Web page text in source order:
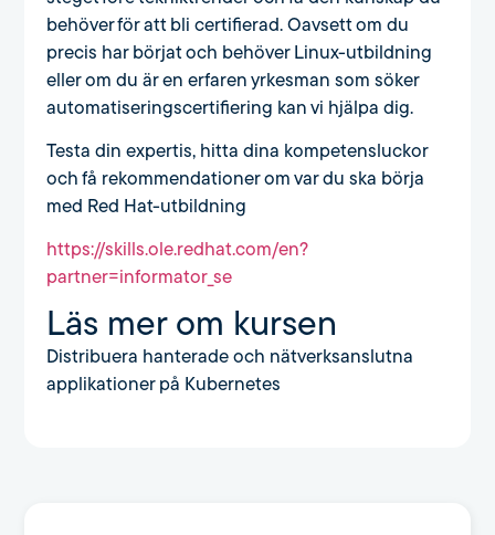
behöver för att bli certifierad. Oavsett om du
precis har börjat och behöver Linux-utbildning
eller om du är en erfaren yrkesman som söker
automatiseringscertifiering kan vi hjälpa dig.
Testa din expertis, hitta dina kompetensluckor
och få rekommendationer om var du ska börja
med Red Hat-utbildning
https://skills.ole.redhat.com/en?
partner=informator_se
Läs mer om kursen
Distribuera hanterade och nätverksanslutna
applikationer på Kubernetes